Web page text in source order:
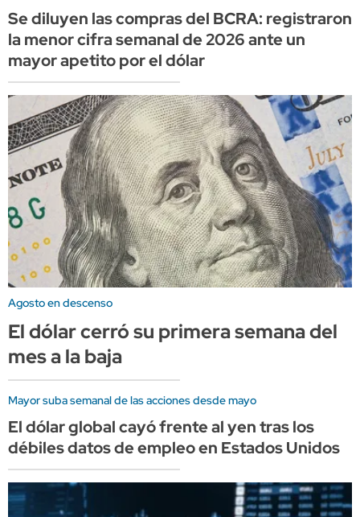
Se diluyen las compras del BCRA: registraron
la menor cifra semanal de 2026 ante un
mayor apetito por el dólar
Agosto en descenso
El dólar cerró su primera semana del
mes a la baja
Mayor suba semanal de las acciones desde mayo
El dólar global cayó frente al yen tras los
débiles datos de empleo en Estados Unidos